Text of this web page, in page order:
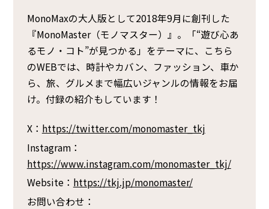
MonoMaxの大人版として2018年9月に創刊した
『MonoMaster（モノマスター）』。「“遊び心あ
るモノ・コト”が見つかる」をテーマに、こちら
のWEBでは、時計やカバン、ファッション、車か
ら、旅、グルメまで幅広いジャンルの情報をお届
け。付録の紹介もしています！
X： https://twitter.com/monomaster_tkj
Instagram：
https://www.instagram.com/monomaster_tkj/
Website： https://tkj.jp/monomaster/
お問い合わせ：